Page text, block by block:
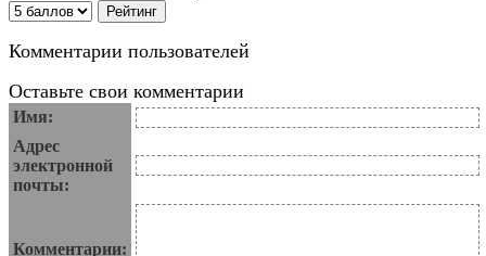
Комментарии пользователей
Оставьте свои комментарии
Имя:
Адрес
электронной
почты:
Комментарии: